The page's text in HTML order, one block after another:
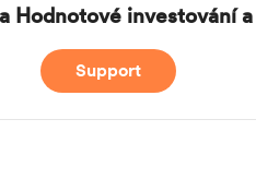
Hodnotové investování
Support